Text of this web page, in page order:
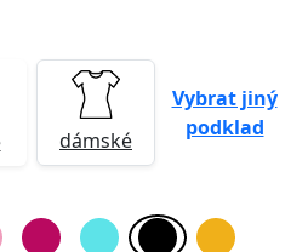
dámské
Vybrat jiný
podklad